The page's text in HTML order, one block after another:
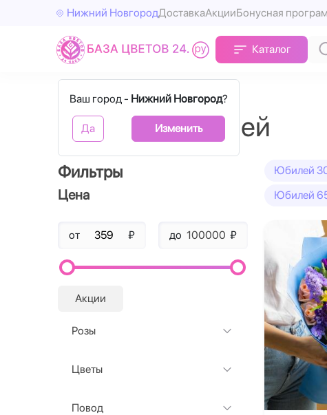
Нижний НовгородДоставкаАкцииБонусная
Каталог
Ваш город - Нижний Новгород?
Да Изменить
Цветы на юбилей
Цветы на юбилей
Фильтры
Цена
от ₽ до ₽
Акции
Розы
Цветы
Повод
Юбилей
Юбилей